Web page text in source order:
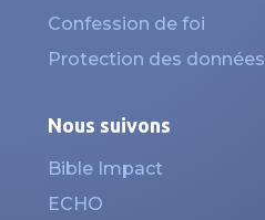
Confession de foi
Protection des données
Nous suivons
Bible Impact
ECHO